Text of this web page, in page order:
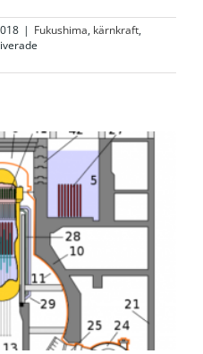
| Fukushima, kärnkraft,
–